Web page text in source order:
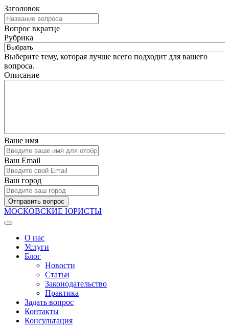
Заголовок
Вопрос вкратце
Рубрика
Выберите тему, которая лучше всего подходит для вашего
вопроса.
Описание
Ваше имя
Ваш Email
Ваш город
Отправить вопрос
МОСКОВСКИЕ ЮРИСТЫ
О нас
Услуги
Блог
Новости
Статьи
Законодательство
Практика
Задать вопрос
Контакты
Консультация